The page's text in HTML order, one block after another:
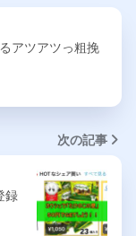
アツアツっ粗挽
次の記事
録